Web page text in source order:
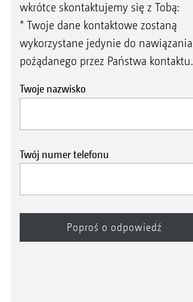
wkrótce skontaktujemy się z Tobą:
* Twoje dane kontaktowe zostaną
wykorzystane jedynie do nawiązania
pożądanego przez Państwa kontaktu.
Twoje nazwisko
Twój numer telefonu